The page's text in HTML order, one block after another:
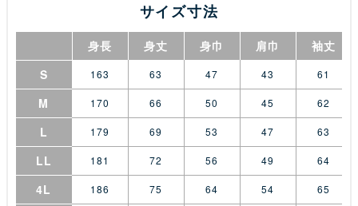
サイズ寸法
身長 身丈 身巾 肩巾
袖丈
S
163 63 47 43 61
M 170 66 50 45 62
L 179 69 53 47 63
LL 181 72 56 49 64
4L 186 75 64 54 65